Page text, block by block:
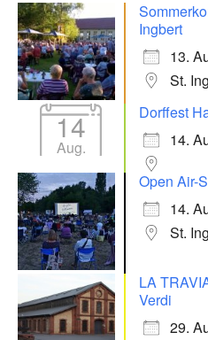
Ingbert
13.
St.
14
Aug.
Dorffest
14.
Open Air-
14.
St.
LA
Verdi
29.